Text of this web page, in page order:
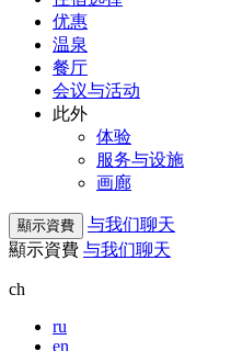
优惠
温泉
餐厅
会议与活动
此外
体验
服务与设施
画廊
顯示資費
与我们聊天
顯示資費 与我们聊天
ch
ru
en